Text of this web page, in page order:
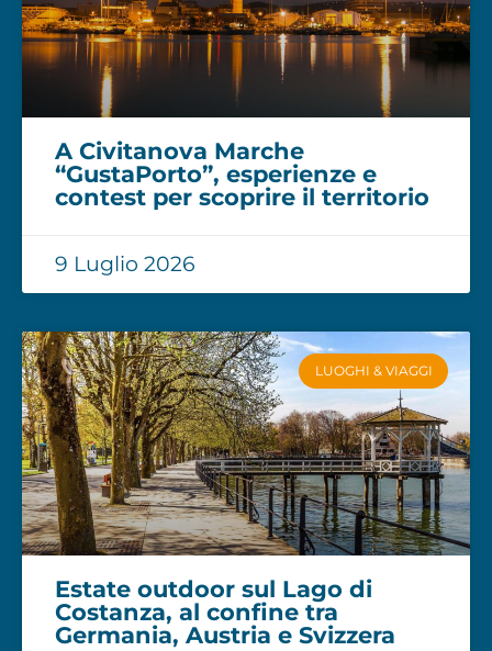
A Civitanova Marche
“GustaPorto”, esperienze e
contest per scoprire il territorio
9 Luglio 2026
LUOGHI & VIAGGI
Estate outdoor sul Lago di
Costanza, al confine tra
Germania, Austria e Svizzera